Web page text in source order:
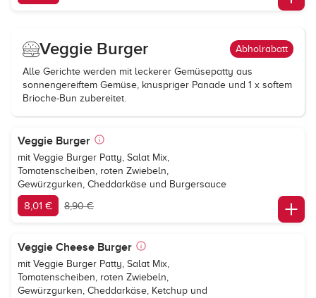
Veggie Burger Abholrabatt
Alle Gerichte werden mit leckerer Gemüsepatty aus
sonnengereiftem Gemüse, knuspriger Panade und 1 x softem
Brioche-Bun zubereitet.
Veggie Burger
mit Veggie Burger Patty, Salat Mix,
Tomatenscheiben, roten Zwiebeln,
Gewürzgurken, Cheddarkäse und Burgersauce
8,01 € 8,90 €
Veggie Cheese Burger
mit Veggie Burger Patty, Salat Mix,
Tomatenscheiben, roten Zwiebeln,
Gewürzgurken, Cheddarkäse, Ketchup und